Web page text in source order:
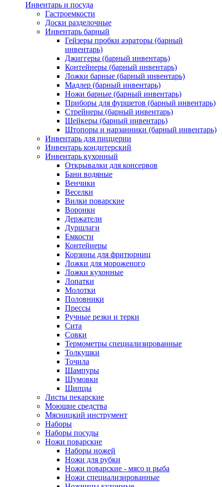
Инвентарь и посуда
Гастроемкости
Доски разделочные
Инвентарь барный
Гейзеры пробки аэраторы (барный
инвентарь)
Джиггеры (барный инвентарь)
Контейнеры (барный инвентарь)
Ложки барные (барный инвентарь)
Мадлер (барный инвентарь)
Ножи барные (барный инвентарь)
Приборы для фуршетов (барный инвентарь)
Стрейнеры (барный инвентарь)
Шейкеры (барный инвентарь)
Штопоры и нарзанники (барный инвентарь)
Инвентарь для пиццерии
Инвентарь кондитерский
Инвентарь кухонный
Открывалки для консервов
Бани водяные
Венчики
Веселки
Вилки поварские
Воронки
Держатели
Дуршлаги
Емкости
Контейнеры
Корзины для фритюрниц
Ложки для мороженого
Ложки кухонные
Лопатки
Молотки
Половники
Прессы
Ручные резки и терки
Сита
Совки
Термометры специализированные
Толкушки
Точила
Шампуры
Шумовки
Щипцы
Листы пекарские
Моющие средства
Мясницкий инструмент
Наборы
Наборы посуды
Ножи поварские
Наборы ножей
Ножи для рубки
Ножи поварские - мясо и рыба
Ножи специализированные